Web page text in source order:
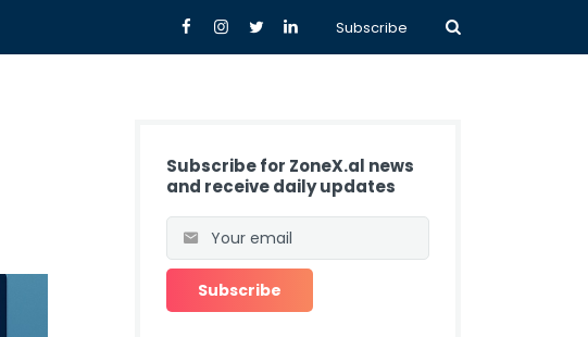
Subscribe
Subscribe for ZoneX.al news
and receive daily updates